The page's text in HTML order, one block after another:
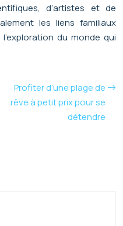
d’artistes et de
les liens familiaux
du monde qui
Profiter d’une plage de
rêve à petit prix pour se
détendre